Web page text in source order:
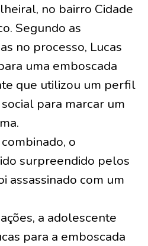
no bairro Cidade
Segundo as
no processo, Lucas
uma emboscada
que utilizou um perfil
para marcar um
o
surpreendido pelos
assassinado com um
a adolescente
para a emboscada